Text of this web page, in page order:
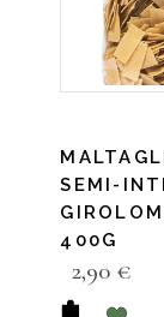
SEMI-
400G
2,90 €